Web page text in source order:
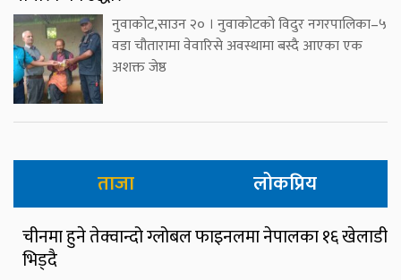
नुवाकोट,साउन २० । नुवाकोटको विदुर नगरपालिका–५
वडा चौतारामा वेवारिसे अवस्थामा बस्दै आएका एक
अशक्त जेष्ठ
ताजा लोकप्रिय
चीनमा हुने तेक्वान्दो ग्लोबल फाइनलमा नेपालका १६ खेलाडी
भिड्दै